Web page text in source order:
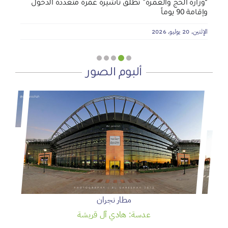
“وزارة الحج والعمرة” تطلق تأشيرة عمرة متعددة الدخول
وإقامة 90 يوماً
الإثنين, 20 يوليو, 2026
ألبوم الصور
مطار نجران
عدسة: هادي آل قريشة